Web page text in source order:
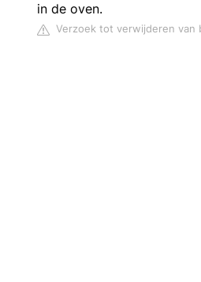
in de oven.
Verzoek tot verwijderen van